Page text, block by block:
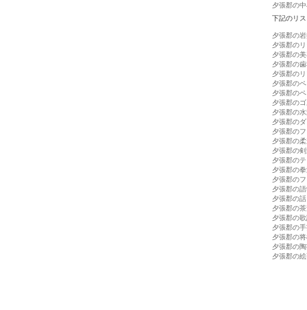
夕張郡の
下記のリ
夕張郡の
夕張郡の
夕張郡の
夕張郡の
夕張郡の
夕張郡の
夕張郡の
夕張郡の
夕張郡の
夕張郡の
夕張郡の
夕張郡の
夕張郡の
夕張郡の
夕張郡の
夕張郡の
夕張郡の
夕張郡の
夕張郡の
夕張郡の
夕張郡の
夕張郡の
夕張郡の
夕張郡の